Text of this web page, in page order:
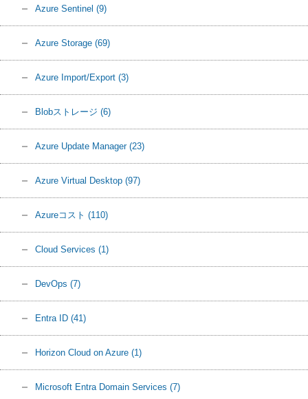
Azure Sentinel (9)
Azure Storage (69)
Azure Import/Export (3)
Blobストレージ (6)
Azure Update Manager (23)
Azure Virtual Desktop (97)
Azureコスト (110)
Cloud Services (1)
DevOps (7)
Entra ID (41)
Horizon Cloud on Azure (1)
Microsoft Entra Domain Services (7)